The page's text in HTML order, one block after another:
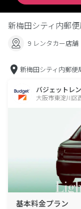
新梅田シティ内郵
9 レンタカー店舗
新梅田シティ内郵便
バジェットレ
大阪市東淀川区
基本料金プラン